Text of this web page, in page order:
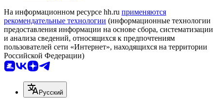
На информационном ресурсе hh.ru применяются
рекомендательные технологии (информационные технологии
предоставления информации на основе сбора, систематизации
и анализа сведений, относящихся к предпочтениям
пользователей сети «Интернет», находящихся на территории
Российской Федерации)
Русский